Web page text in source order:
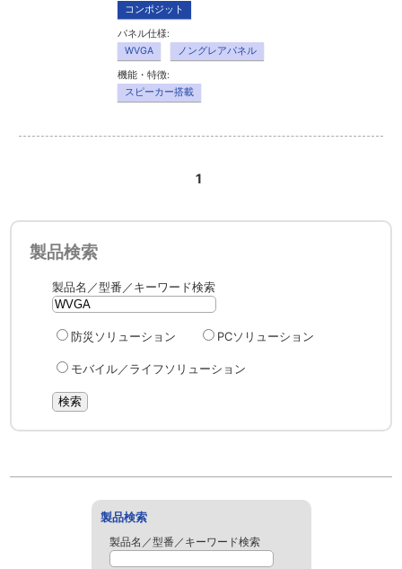
コンポジット
パネル仕様:
WVGA
ノングレアパネル
機能・特徴:
スピーカー搭載
1
製品検索
製品名／型番／キーワード検索
防災ソリューション PCソリューション
モバイル／ライフソリューション
製品検索
製品名／型番／キーワード検索